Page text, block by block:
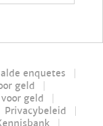
enquetes
geld
geld
Privacybeleid